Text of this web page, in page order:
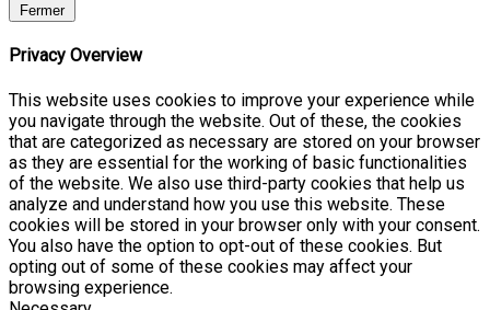
Fermer
Privacy Overview
This website uses cookies to improve your experience while
you navigate through the website. Out of these, the cookies
that are categorized as necessary are stored on your browser
as they are essential for the working of basic functionalities
of the website. We also use third-party cookies that help us
analyze and understand how you use this website. These
cookies will be stored in your browser only with your consent.
You also have the option to opt-out of these cookies. But
opting out of some of these cookies may affect your
browsing experience.